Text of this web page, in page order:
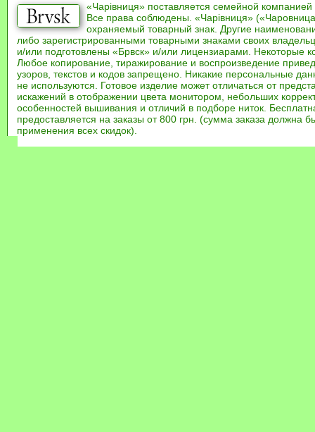
«Чарівниця» поставляется семейной компанией
Все права соблюдены. «Чарівниця»
охраняемый товарный знак. Другие
либо зарегистрированными товарными знаками своих
и/или подготовлены «Брвск» и/или лицензиарами. Некоторые
Любое копирование, тиражирование и воспроизведение
узоров, текстов и кодов запрещено. Никакие персональные
не используются. Готовое изделие может отличаться от
искажений в отображении цвета монитором, небольших
особенностей вышивания и отличий в подборе ниток.
предоставляется на заказы от 800 грн. (сумма заказа должна
применения всех скидок).